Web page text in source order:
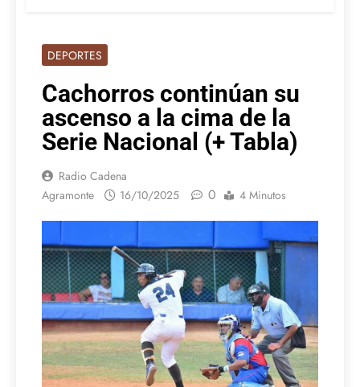
DEPORTES
Cachorros continúan su
ascenso a la cima de la
Serie Nacional (+ Tabla)
Radio Cadena
Agramonte
16/10/2025 0 4 Minutos